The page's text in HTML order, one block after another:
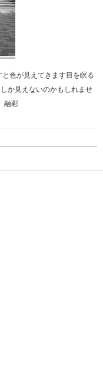
色が見えてきます目を瞑る
か見えないのかもしれませ
融彩